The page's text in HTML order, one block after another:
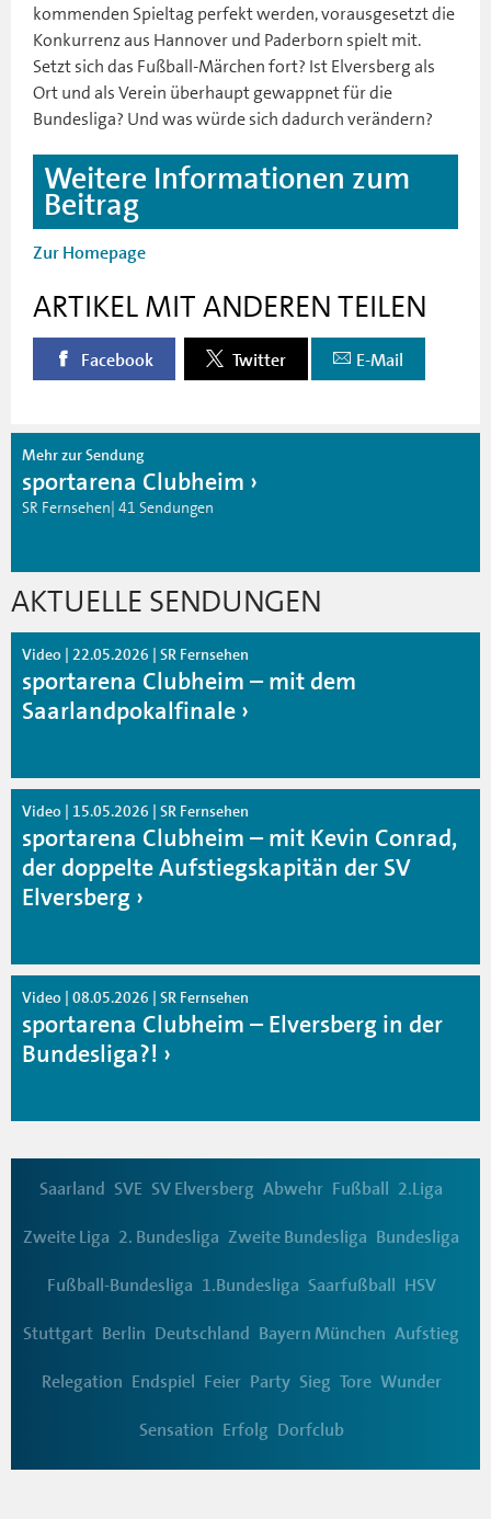
kommenden Spieltag perfekt werden, vorausgesetzt die
Konkurrenz aus Hannover und Paderborn spielt mit.
Setzt sich das Fußball-Märchen fort? Ist Elversberg als
Ort und als Verein überhaupt gewappnet für die
Bundesliga? Und was würde sich dadurch verändern?
Weitere Informationen zum
Beitrag
Zur Homepage
ARTIKEL MIT ANDEREN TEILEN
Facebook Twitter E-Mail
Mehr zur Sendung
sportarena Clubheim
SR Fernsehen| 41 Sendungen
AKTUELLE SENDUNGEN
Video | 22.05.2026 | SR Fernsehen
sportarena Clubheim – mit dem
Saarlandpokalfinale
Video | 15.05.2026 | SR Fernsehen
sportarena Clubheim – mit Kevin Conrad,
der doppelte Aufstiegskapitän der SV
Elversberg
Video | 08.05.2026 | SR Fernsehen
sportarena Clubheim – Elversberg in der
Bundesliga?!
Saarland SVE SV Elversberg Abwehr Fußball 2.Liga
Zweite Liga 2. Bundesliga Zweite Bundesliga Bundesliga
Fußball-Bundesliga 1.Bundesliga Saarfußball HSV
Stuttgart Berlin Deutschland Bayern München Aufstieg
Relegation Endspiel Feier Party Sieg Tore Wunder
Sensation Erfolg Dorfclub